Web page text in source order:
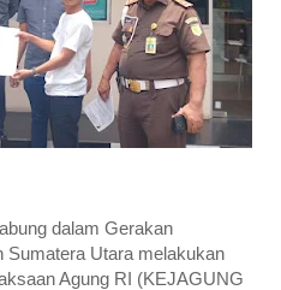
dalam Gerakan
Sumatera Utara melakukan
Agung RI (KEJAGUNG